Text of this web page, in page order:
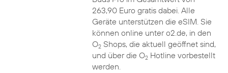
263,90 Euro gratis dabei. Alle
Geräte unterstützen die eSIM. Sie
können online unter o2.de, in den
O2Shops, die aktuell geöffnet sind,
und über die O2Hotline vorbestellt
werden.